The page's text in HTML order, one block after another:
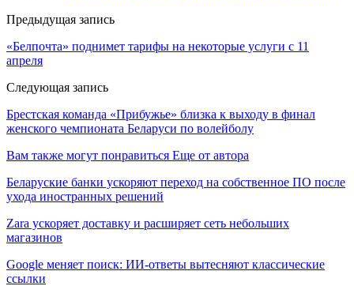
Предыдущая запись
«Белпочта» поднимет тарифы на некоторые услуги с 11
апреля
Следующая запись
Брестская команда «Прибужье» близка к выходу в финал
женского чемпионата Беларуси по волейболу
Вам также могут понравиться Еще от автора
Беларуские банки ускоряют переход на собственное ПО после
ухода иностранных решений
Zara ускоряет доставку и расширяет сеть небольших
магазинов
Google меняет поиск: ИИ-ответы вытесняют классические
ссылки